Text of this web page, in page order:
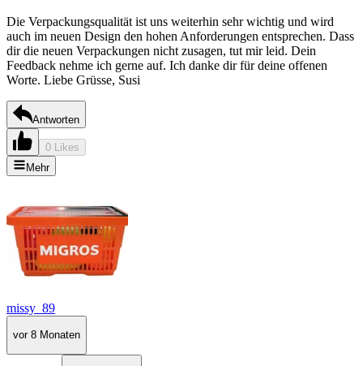
Die Verpackungsqualität ist uns weiterhin sehr wichtig und wird
auch im neuen Design den hohen Anforderungen entsprechen. Dass
dir die neuen Verpackungen nicht zusagen, tut mir leid. Dein
Feedback nehme ich gerne auf. Ich danke dir für deine offenen
Worte. Liebe Grüsse, Susi
Antworten
0 Likes
Mehr
missy_89
vor 8 Monaten